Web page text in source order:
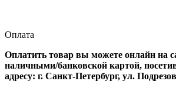
Оплата
Оплатить товар вы можете онлайн на
наличными/банковской картой,
адресу: г. Санкт-Петербург, ул.